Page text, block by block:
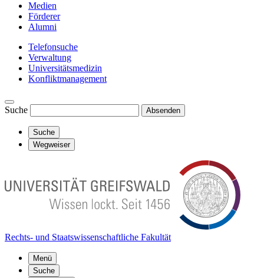
Medien
Förderer
Alumni
Telefonsuche
Verwaltung
Universitätsmedizin
Konfliktmanagement
Suche Absenden
Suche
Wegweiser
Rechts- und Staatswissenschaftliche Fakultät
Menü
Suche